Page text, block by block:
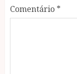
Comentário *